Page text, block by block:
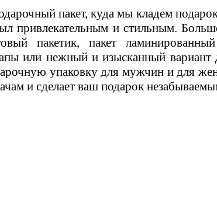
пакет, куда мы кладем
привлекательным и стильным.
пакетик, пакет
или нежный и изысканный
упаковку для мужчин и для
и сделает ваш подарок